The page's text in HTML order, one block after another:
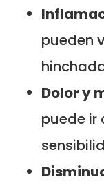
pueden
Dolor y
puede